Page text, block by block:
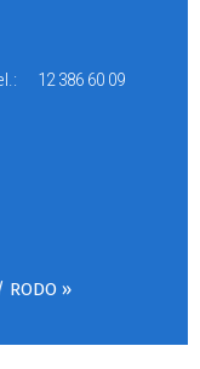
12 386 60 09
RODO »